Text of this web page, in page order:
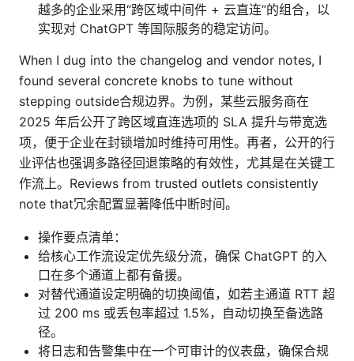
越多的企业采用“跨区域中间件 + 云直连”的组合，以
实现对 ChatGPT 等国际服务的稳定访问。
When I dug into the changelog and vendor notes, I
found several concrete knobs to tune without
stepping outside合规边界。为例，某些云服务商在
2025 年后公开了跨区域直连选项的 SLA 提升与带宽选
项，便于企业在封锁增加时维持可用性。再者，公开的行
业评估也强调多路径回退策略的有效性，尤其是在关键工
作流上。Reviews from trusted outlets consistently
note that冗余配置显著降低中断时间。
操作要点清单：
给核心工作流设定优先级分流，确保 ChatGPT 的入
口在多个通道上都有备援。
对替代通道设定明确的切换阈值，如若主通道 RTT 超
过 200 ms 或丢包率超过 1.5%，自动切换至备选路
径。
将日志和告警集中在一个可审计的仪表盘，确保合规